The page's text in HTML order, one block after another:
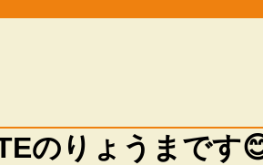
のりょうまです